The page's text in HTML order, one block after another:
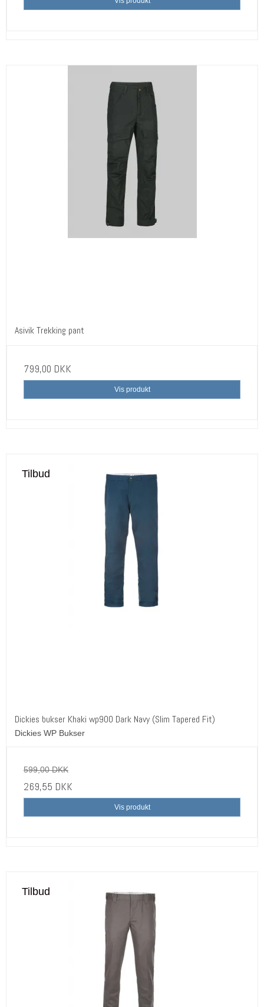
Asivik Trekking pant
799,00 DKK
Vis produkt
Tilbud
Dickies bukser Khaki wp900 Dark Navy (Slim Tapered Fit)
Dickies WP Bukser
599,00 DKK
269,55 DKK
Vis produkt
Tilbud